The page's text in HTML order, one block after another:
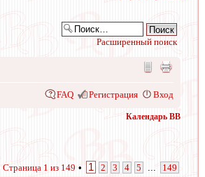
Расширенный поиск
FAQ Регистрация Вход
Календарь ВВ
Страница 1 из 149 • 1 2 3 4 5 149